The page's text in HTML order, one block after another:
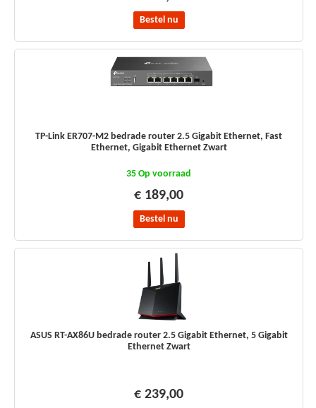
Bestel nu
TP-Link ER707-M2 bedrade router 2.5 Gigabit Ethernet, Fast
Ethernet, Gigabit Ethernet Zwart
35 Op voorraad
€ 189,00
Bestel nu
ASUS RT-AX86U bedrade router 2.5 Gigabit Ethernet, 5 Gigabit
Ethernet Zwart
€ 239,00